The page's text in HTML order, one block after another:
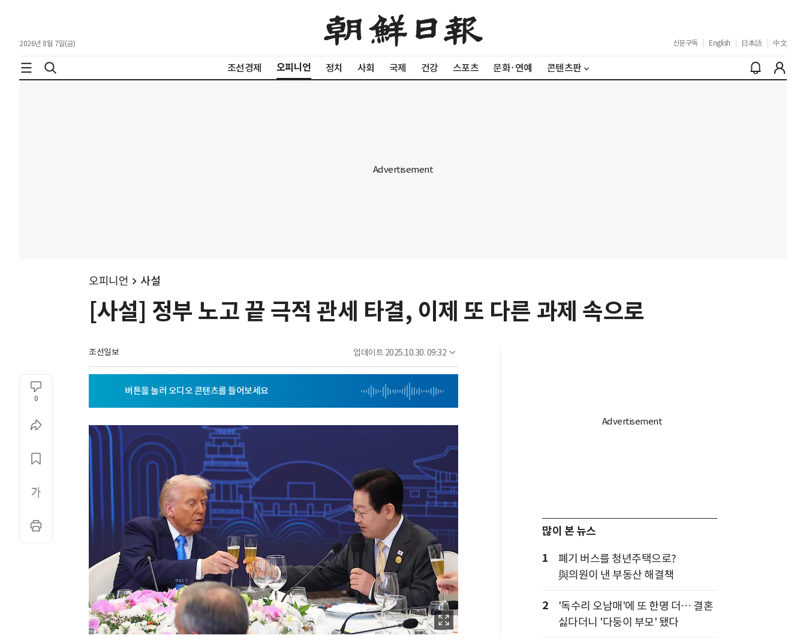
2026년 8월 7일(금) 신문구독 English 日本語 中文
조선경제 오피니언 정치 사회 국제 건강 스포츠 문화·연예 콘텐츠판
오피니언 사설
[사설] 정부 노고 끝 극적 관세 타결, 이제 또 다른 과제 속으로
조선일보 업데이트 2025.10.30. 09:32
0
많이 본 뉴스
1
폐기 버스를 청년주택으로?
與의원이 낸 부동산 해결책
2
'독수리 오남매'에 또 한명 더… 결혼
싫다더니 '다둥이 부모' 됐다